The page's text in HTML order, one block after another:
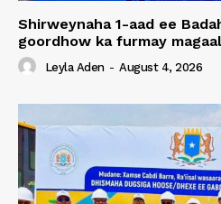
Shirweynaha 1-aad ee
goordhow ka furmay
Leyla Aden - August 4, 2026